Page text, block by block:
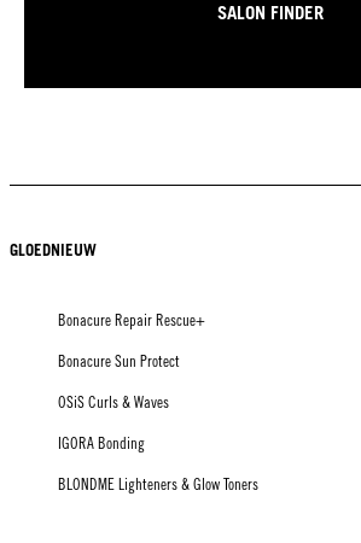
SALON FINDER
GLOEDNIEUW
Bonacure Repair Rescue+
Bonacure Sun Protect
OSiS Curls & Waves
IGORA Bonding
BLONDME Lighteners & Glow Toners